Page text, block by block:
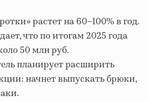
растет на 60–100% в год.
что по итогам 2025 года
50 млн руб.
планирует расширить
начнет выпускать брюки,